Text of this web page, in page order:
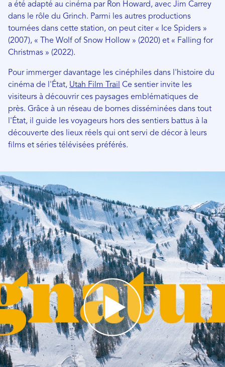
a été adapté au cinéma par Ron Howard, avec Jim Carrey
dans le rôle du Grinch. Parmi les autres productions
tournées dans cette station, on peut citer « Ice Spiders »
(2007), « The Wolf of Snow Hollow » (2020) et « Falling for
Christmas » (2022).
Pour immerger davantage les cinéphiles dans l'histoire du
cinéma de l'État, Utah Film Trail Ce sentier invite les
visiteurs à découvrir ces paysages emblématiques de
près. Grâce à un réseau de bornes disséminées dans tout
l'État, il guide les voyageurs hors des sentiers battus à la
découverte des lieux réels qui ont servi de décor à leurs
films et séries télévisées préférés.